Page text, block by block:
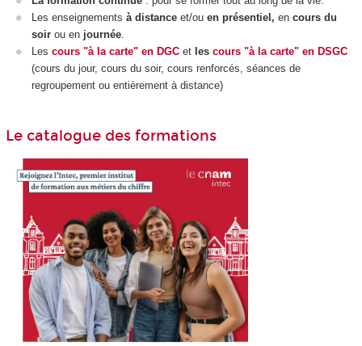
Les enseignements à distance et/ou en présentiel, en cours du
soir ou en journée
Les cours "à la carte" en DGC et les cours "à la carte" en DSGC
(cours du jour, cours du soir, cours renforcés, séances de
regroupement ou entièrement à distance)
Le catalogue des formations